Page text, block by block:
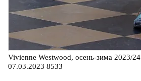
Vivienne Westwood, осень-зима 2023/24
07.03.2023 8533